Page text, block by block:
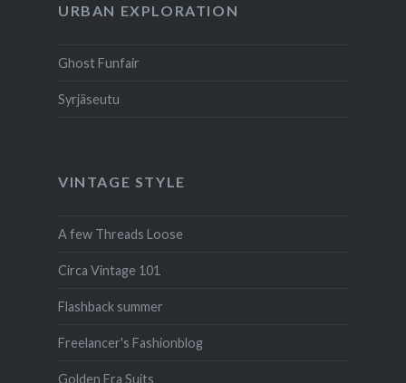
URBAN EXPLORATION
Ghost Funfair
Syrjäseutu
VINTAGE STYLE
A few Threads Loose
Circa Vintage 101
Flashback summer
Freelancer's Fashionblog
Golden Era Suits